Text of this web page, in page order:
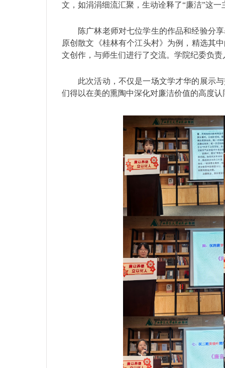
文，如涓涓细流汇聚，生动诠释了“廉洁”这
陈广林老师对七位学生的作品和经验分
原创散文《桂林有个江头村》为例，精选其
文创作，与师生们进行了交流。学院纪委负
此次活动，不仅是一场文学才华的展示
们得以在美的熏陶中深化对廉洁价值的高度